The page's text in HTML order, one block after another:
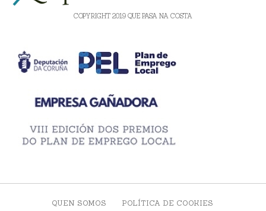
COPYRIGHT 2019 QUE PASA NA COSTA
QUEN SOMOS POLÍTICA DE COOKIES